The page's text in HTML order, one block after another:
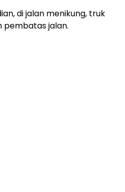
di jalan menikung, truk
pembatas jalan.